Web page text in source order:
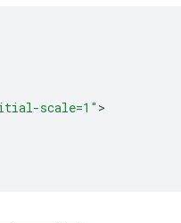
scale=1"